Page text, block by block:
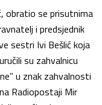
obratio se prisutnima
i predsjednik
sestri Ivi Bešlić koja
su zahvalnicu
u znak zahvalnosti
Radiopostaji Mir